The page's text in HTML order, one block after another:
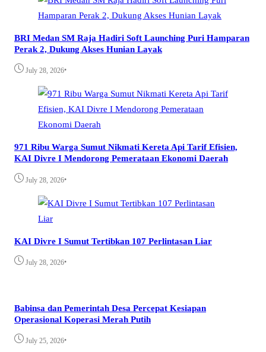
BRI Medan SM Raja Hadiri Soft Launching Puri Hamparan
Perak 2, Dukung Akses Hunian Layak
July 28, 2026•
971 Ribu Warga Sumut Nikmati Kereta Api Tarif Efisien,
KAI Divre I Mendorong Pemerataan Ekonomi Daerah
July 28, 2026•
KAI Divre I Sumut Tertibkan 107 Perlintasan Liar
July 28, 2026•
Babinsa dan Pemerintah Desa Percepat Kesiapan
Operasional Koperasi Merah Putih
July 25, 2026•